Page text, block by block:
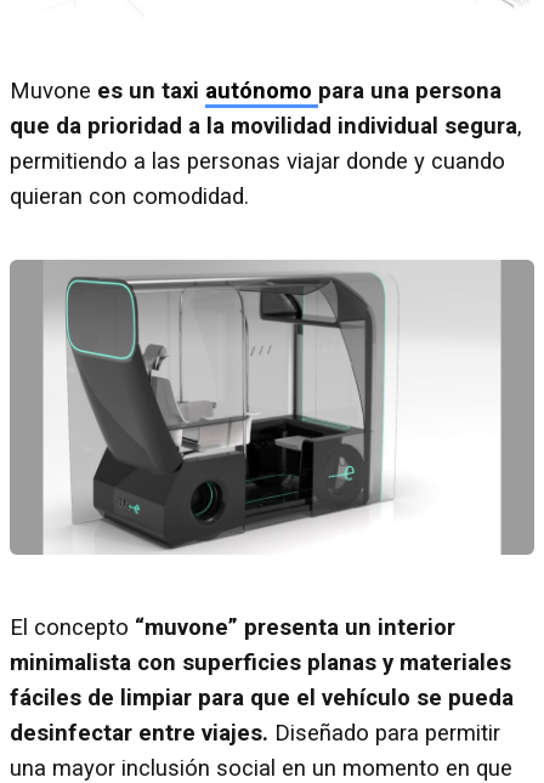
Muvone es un taxi autónomo para una persona
que da prioridad a la movilidad individual segura,
permitiendo a las personas viajar donde y cuando
quieran con comodidad.
El concepto “muvone” presenta un interior
minimalista con superficies planas y materiales
fáciles de limpiar para que el vehículo se pueda
desinfectar entre viajes. Diseñado para permitir
una mayor inclusión social en un momento en que